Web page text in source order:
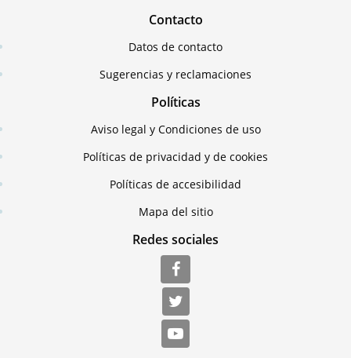
Contacto
Datos de contacto
Sugerencias y reclamaciones
Políticas
Aviso legal y Condiciones de uso
Políticas de privacidad y de cookies
Políticas de accesibilidad
Mapa del sitio
Redes sociales